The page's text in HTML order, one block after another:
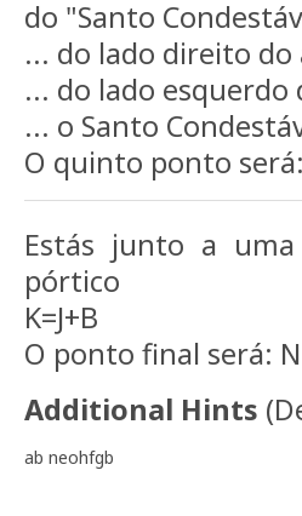
do "Santo
... do lado direito do
... do lado esquerdo
... o Santo
O quinto ponto
Estás junto a
pórtico
K=J+B
O ponto final será: N
Additional Hints (
ab neohfgb